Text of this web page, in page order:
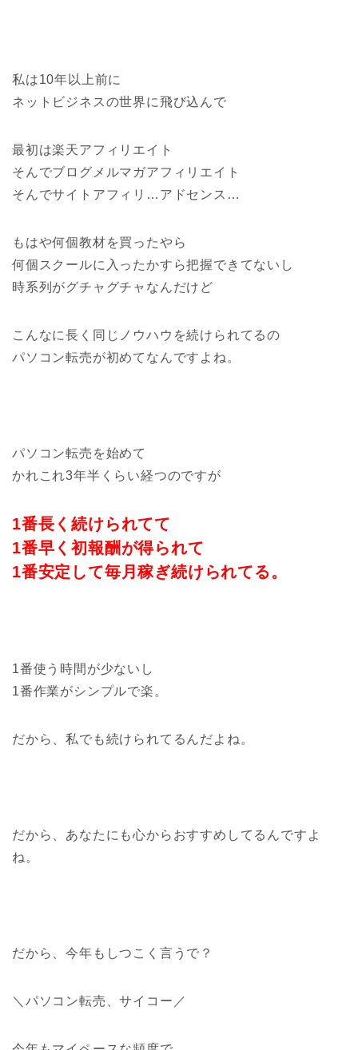
私は10年以上前に
ネットビジネスの世界に飛び込んで
最初は楽天アフィリエイト
そんでブログメルマガアフィリエイト
そんでサイトアフィリ…アドセンス…
もはや何個教材を買ったやら
何個スクールに入ったかすら把握できてないし
時系列がグチャグチャなんだけど
こんなに長く同じノウハウを続けられてるの
パソコン転売が初めてなんですよね。
パソコン転売を始めて
かれこれ3年半くらい経つのですが
1番長く続けられてて
1番早く初報酬が得られて
1番安定して毎月稼ぎ続けられてる。
1番使う時間が少ないし
1番作業がシンプルで楽。
だから、私でも続けられてるんだよね。
だから、あなたにも心からおすすめしてるんですよ
ね。
だから、今年もしつこく言うで？
＼パソコン転売、サイコー／